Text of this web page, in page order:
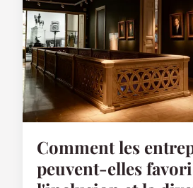
Comment les
peuvent-elles